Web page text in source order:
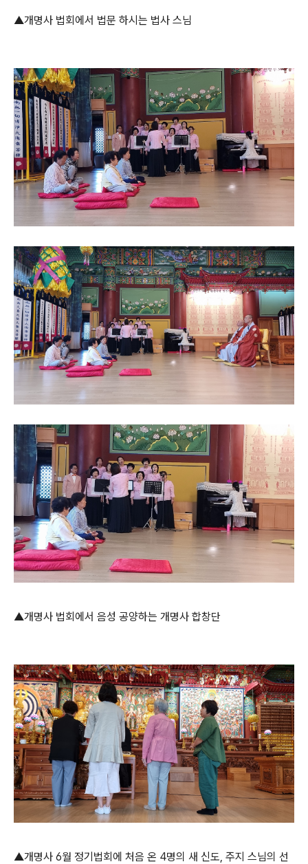
▲개명사 법회에서 법문 하시는 법사 스님
▲개명사 법회에서 음성 공양하는 개명사 합창단
▲개명사 6월 정기법회에 처음 온 4명의 새 신도, 주지 스님의 선